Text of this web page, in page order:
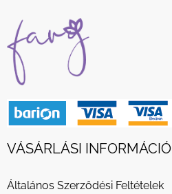
VÁSÁRLÁSI INFORMÁCIÓ
Általános Szerződési Feltételek